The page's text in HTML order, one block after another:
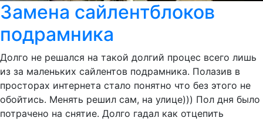
Замена сайлентблоков
подрамника
Долго не решался на такой долгий процес всего лишь
из за маленьких сайлентов подрамника. Полазив в
просторах интернета стало понятно что без этого не
обойтись. Менять решил сам, на улице))) Пол дня было
потрачено на снятие. Долго гадал как отцепить